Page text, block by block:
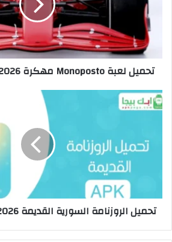
تحميل لعبة Monoposto مهكرة 2026 للأندرويد APK مجاناً
تحميل الروزنامة السورية القديمة 2026 مجانًا APK للأندرويد